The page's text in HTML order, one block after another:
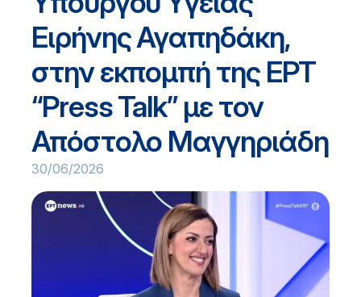
Ειρήνης Αγαπηδάκη,
στην εκπομπή της ΕΡΤ
“Press Talk” με τον
Απόστολο Μαγγηριάδη
30/06/2026